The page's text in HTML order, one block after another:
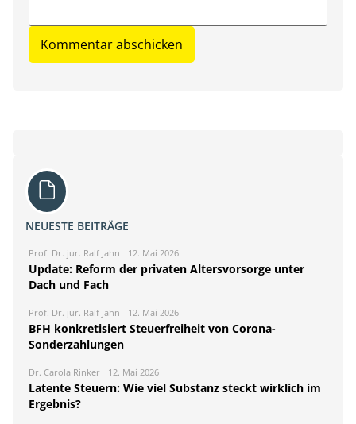
NEUESTE BEITRÄGE
Prof. Dr. jur. Ralf Jahn 12. Mai 2026
Update: Reform der privaten Altersvorsorge unter
Dach und Fach
Prof. Dr. jur. Ralf Jahn 12. Mai 2026
BFH konkretisiert Steuerfreiheit von Corona-
Sonderzahlungen
Dr. Carola Rinker 12. Mai 2026
Latente Steuern: Wie viel Substanz steckt wirklich im
Ergebnis?